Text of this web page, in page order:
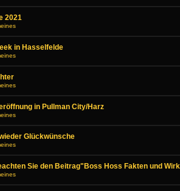
2021
in Hasselfelde
in Pullman City/Harz
Glückwünsche
Sie den Beitrag"Boss Hoss Fakten und